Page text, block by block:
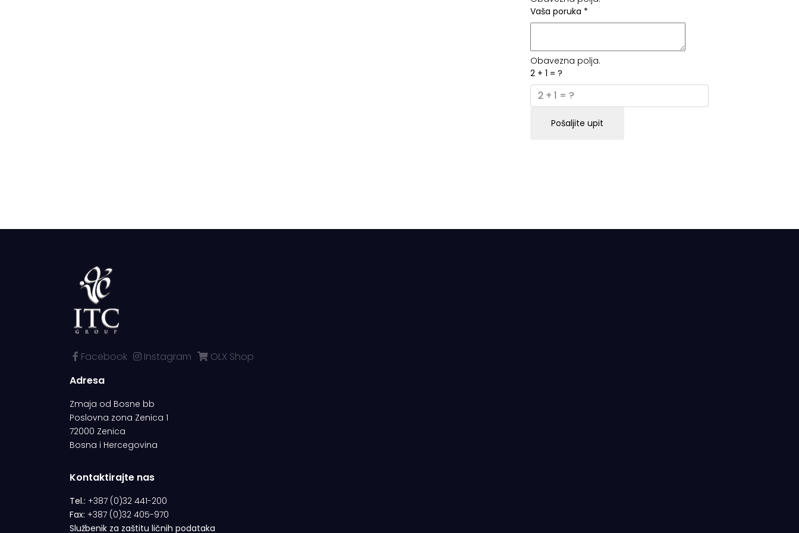
Vaša poruka *
Obavezna polja.
2 + 1 = ?
Pošaljite upit
Facebook Instagram
OLX Shop
Adresa
Zmaja od Bosne bb
Poslovna zona Zenica 1
72000 Zenica
Bosna i Hercegovina
Kontaktirajte nas
Tel.: +387 (0)32 441-200
Fax: +387 (0)32 405-970
Službenik za zaštitu ličnih podataka